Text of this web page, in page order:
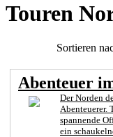
Touren
Sortieren
Abenteuer
Der Norden
Abenteuerer.
spannende
ein